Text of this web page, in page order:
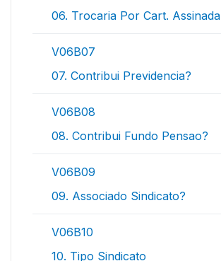
06. Trocaria Por Cart. Assinada
V06B07
07. Contribui Previdencia?
V06B08
08. Contribui Fundo Pensao?
V06B09
09. Associado Sindicato?
V06B10
10. Tipo Sindicato